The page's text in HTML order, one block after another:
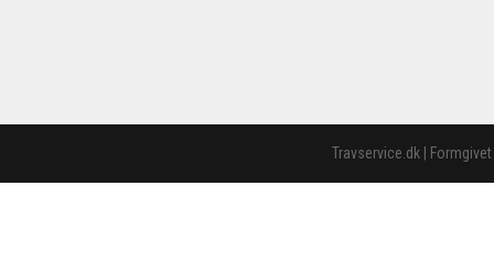
Travservice.dk |